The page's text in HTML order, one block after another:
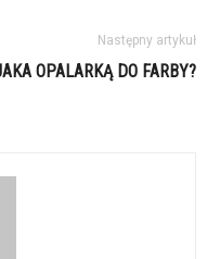
Następny artykuł
OPALARKĄ DO FARBY?